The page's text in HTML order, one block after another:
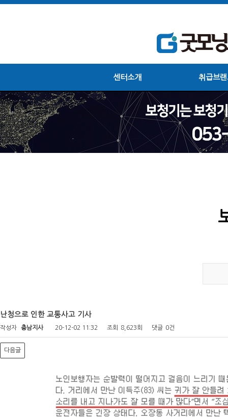
센터소개 취급브
난청으로 인한 교통사고 기사
작성자 충남지사 20-12-02 11:32 조회 8,623회 댓글 0건
다음글